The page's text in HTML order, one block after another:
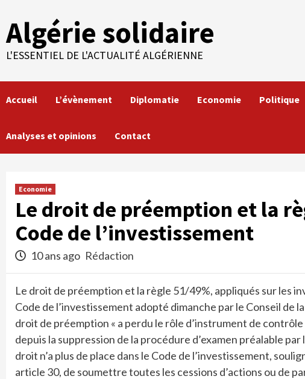
content
Algérie solidaire
L'ESSENTIEL DE L'ACTUALITÉ ALGÉRIENNE
Accueil L’évènement Diplomatie Economie Politique
Analyses et opinions Contact
Economie
Le droit de préemption et la
Code de l’investissement
10 ans ago Rédaction
Le droit de préemption et la règle 51/49%, appliqués sur les
Code de l’investissement adopté dimanche par le Conseil de
droit de préemption « a perdu le rôle d’instrument de
depuis la suppression de la procédure d’examen préalable
droit n’a plus de place dans le Code de l’investissement,
article 30, de soumettre toutes les cessions d’actions ou de